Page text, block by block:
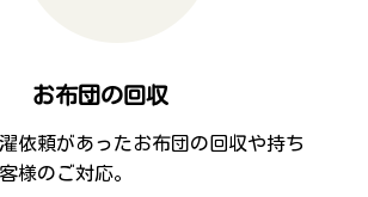
お布団の回収
依頼があったお布団の回収や持ち
様のご対応。